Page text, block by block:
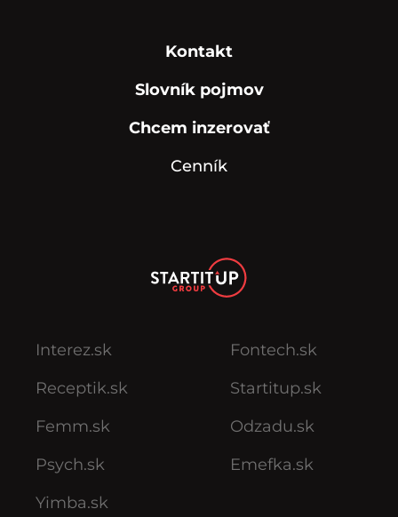
Kontakt
Slovník pojmov
Chcem inzerovať
Cenník
Interez.sk
Receptik.sk
Femm.sk
Psych.sk
Yimba.sk
Fontech.sk
Startitup.sk
Odzadu.sk
Emefka.sk